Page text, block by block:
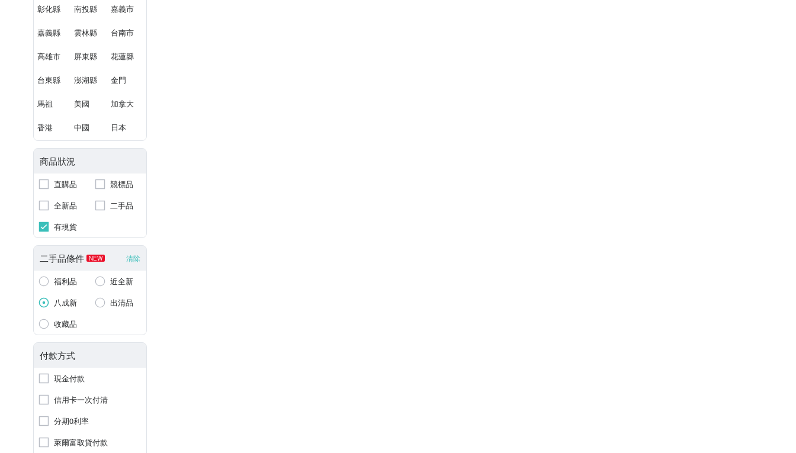
彰化縣 南投縣 嘉義市
嘉義縣 雲林縣 台南市
高雄市 屏東縣 花蓮縣
台東縣 澎湖縣 金門
馬祖 美國 加拿大
香港 中國 日本
商品狀況
直購品
競標品
全新品
二手品
有現貨
二手品條件 NEW 清除
福利品
近全新
八成新
出清品
收藏品
付款方式
現金付款
信用卡一次付清
分期0利率
萊爾富取貨付款